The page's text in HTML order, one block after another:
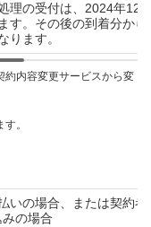
理の受付は、2024年12
す。その後の到着分か
ります。
約内容変更サービスから変
。
いの場合、または契約
の場合